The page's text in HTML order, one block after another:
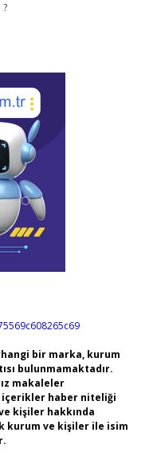
bir marka, kurum
bulunmamaktadır.
makaleler
içerikler haber niteliği
kişiler hakkında
kurum ve kişiler ile isim